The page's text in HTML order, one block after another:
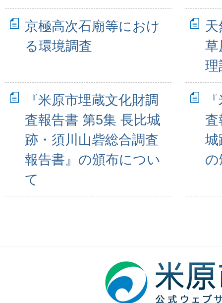
京極高次石廟等におけ
る環境調査
草
理
『米原市埋蔵文化財調
査報告書 第5集 長比城
跡・須川山砦総合調査
報告書』の頒布につい
て
査
城